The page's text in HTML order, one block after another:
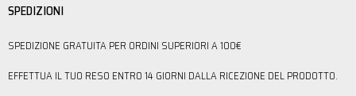
SPEDIZIONI
SPEDIZIONE GRATUITA PER ORDINI SUPERIORI A 100€
EFFETTUA IL TUO RESO ENTRO 14 GIORNI DALLA RICEZIONE DEL PRODOTTO.